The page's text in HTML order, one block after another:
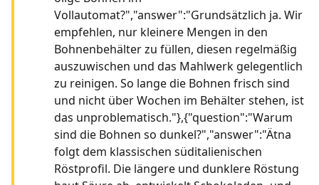
Vollautomat?","answer":"Grundsätzlich ja. Wir
empfehlen, nur kleinere Mengen in den
Bohnenbehälter zu füllen, diesen regelmäßig
auszuwischen und das Mahlwerk gelegentlich
zu reinigen. So lange die Bohnen frisch sind
und nicht über Wochen im Behälter stehen, ist
das unproblematisch."},{"question":"Warum
sind die Bohnen so dunkel?","answer":"Ätna
folgt dem klassischen süditalienischen
Röstprofil. Die längere und dunklere Röstung